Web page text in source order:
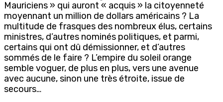
Mauriciens » qui auront « acquis » la citoyenneté
moyennant un million de dollars américains ? La
multitude de frasques des nombreux élus, certains
ministres, d’autres nominés politiques, et parmi,
certains qui ont dû démissionner, et d’autres
sommés de le faire ? L’empire du soleil orange
semble voguer, de plus en plus, vers une avenue
avec aucune, sinon une très étroite, issue de
secours…